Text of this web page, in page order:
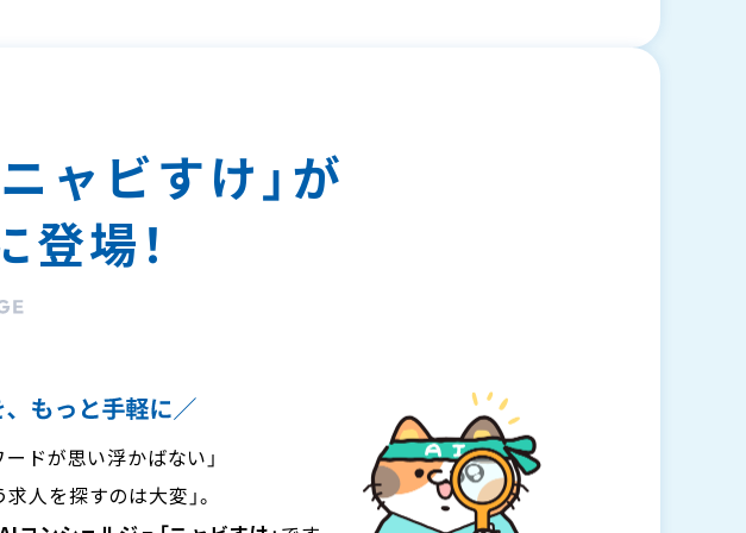
ニャビすけ」が
場！
ドが思い浮かばない」
人を探すのは大変」。